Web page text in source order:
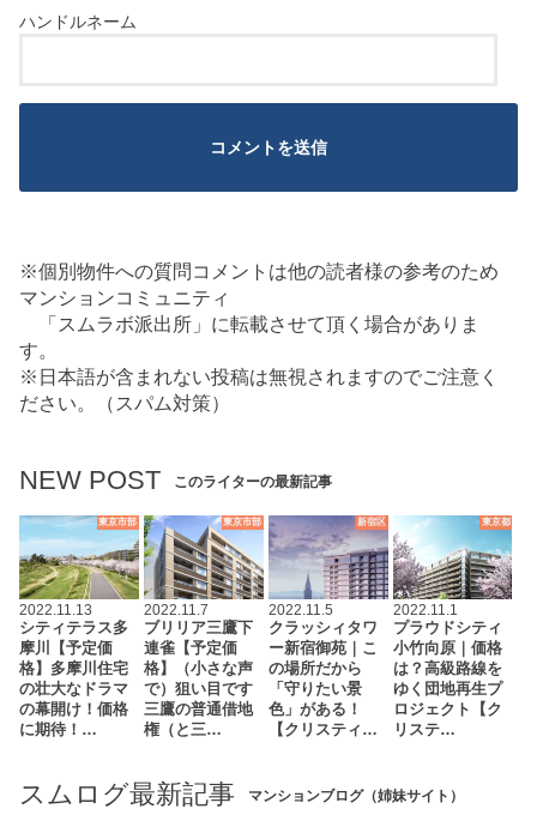
※個別物件への質問コメントは他の読者様の参考のため
マンションコミュニティ
「スムラボ派出所」に転載させて頂く場合がありま
す。
※日本語が含まれない投稿は無視されますのでご注意く
ださい。（スパム対策）
NEW POST このライターの最新記事
東京市部
2022.11.13
シティテラス多
摩川【予定価
格】多摩川住宅
の壮大なドラマ
の幕開け！価格
に期待！…
東京市部
2022.11.7
ブリリア三鷹下
連雀【予定価
格】（小さな声
で）狙い目です
三鷹の普通借地
権（と三…
新宿区
2022.11.5
クラッシィタワ
ー新宿御苑｜こ
の場所だから
「守りたい景
色」がある！
【クリスティ…
東京都
2022.11.1
プラウドシティ
小竹向原｜価格
は？高級路線を
ゆく団地再生プ
ロジェクト【ク
リステ…
スムログ最新記事 マンションブログ（姉妹サイト）